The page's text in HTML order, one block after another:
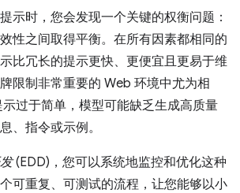
示时，您会发现一个关键的权衡问题：
性之间取得平衡。在所有因素都相同的
比冗长的提示更快、更便宜且更易于维
限制非常重要的 Web 环境中尤为相
过于简单，模型可能缺乏生成高质量
、指令或示例。
(EDD)，您可以系统地监控和优化这种
可重复、可测试的流程，让您能够以小